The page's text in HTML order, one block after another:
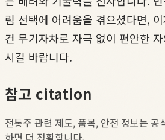
림 선택에 어려움을 겪으셨다면,
건 무기자차로 자극 없이 편안한
시길 바랍니다.
참고 citation
전통주 관련 제도, 품목, 안전 정보는 공